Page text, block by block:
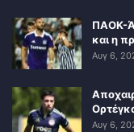
ΠΑΟΚ-
και η
Αυγ 6,
Αυγ 6,